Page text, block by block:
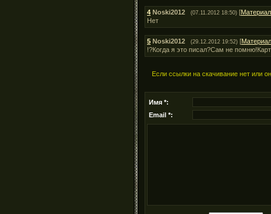
4 Noski2012 (07.11.2012 18:50) [Материал
Нет
5 Noski2012 (29.12.2012 19:52) [Материал
!?Когда я это писал?Сам не
Если ссылки на скачивание нет или
Имя *:
Email *: